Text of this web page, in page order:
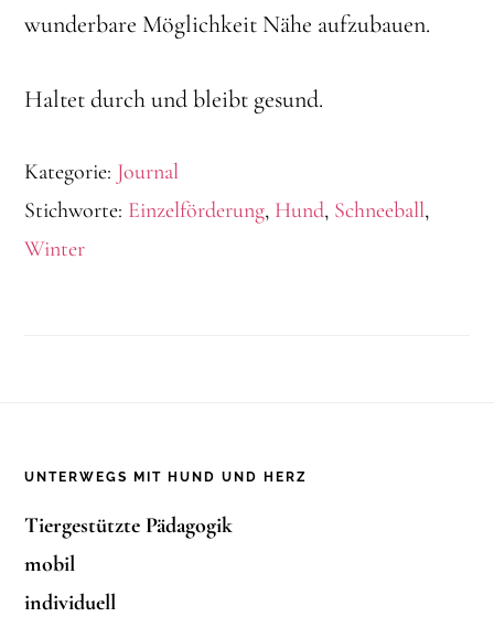
wunderbare Möglichkeit Nähe aufzubauen.
Haltet durch und bleibt gesund.
Kategorie: Journal
Stichworte: Einzelförderung, Hund, Schneeball,
Winter
UNTERWEGS MIT HUND UND HERZ
Tiergestützte Pädagogik
mobil
individuell